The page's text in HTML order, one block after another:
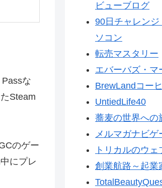
な
Steam
のゲー
にプレ
ビューブログ
90日チャレン
ソコン
転売マスタリー
エバーバズ・マ
BrewLandコー
UntiedLife40
蕎麦の世界への
メルマガナビゲ
トリカルのウ
創業航路～起業